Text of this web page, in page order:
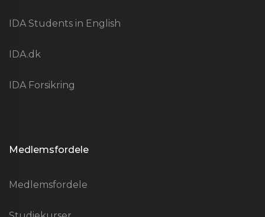
IDA Students in English
IDA.dk
IDA Forsikring
Medlemsfordele
Medlemsfordele